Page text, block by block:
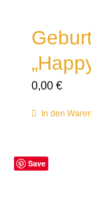
0,00 €
In den
Save